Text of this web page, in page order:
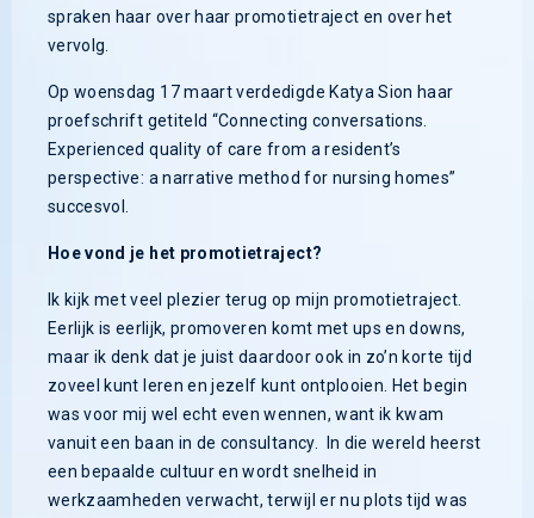
spraken haar over haar promotietraject en over het
vervolg.
Op woensdag 17 maart verdedigde Katya Sion haar
proefschrift getiteld “Connecting conversations.
Experienced quality of care from a resident’s
perspective: a narrative method for nursing homes”
succesvol.
Hoe vond je het promotietraject?
Ik kijk met veel plezier terug op mijn promotietraject.
Eerlijk is eerlijk, promoveren komt met ups en downs,
maar ik denk dat je juist daardoor ook in zo’n korte tijd
zoveel kunt leren en jezelf kunt ontplooien. Het begin
was voor mij wel echt even wennen, want ik kwam
vanuit een baan in de consultancy. In die wereld heerst
een bepaalde cultuur en wordt snelheid in
werkzaamheden verwacht, terwijl er nu plots tijd was